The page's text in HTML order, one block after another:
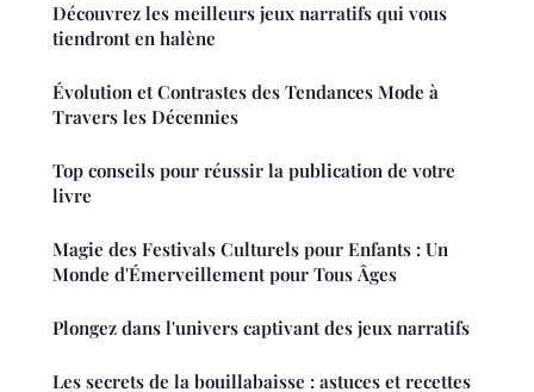
Découvrez les meilleurs jeux narratifs qui vous
tiendront en halène
Évolution et Contrastes des Tendances Mode à
Travers les Décennies
Top conseils pour réussir la publication de votre
livre
Magie des Festivals Culturels pour Enfants : Un
Monde d'Émerveillement pour Tous Âges
Plongez dans l'univers captivant des jeux narratifs
Les secrets de la bouillabaisse : astuces et recettes